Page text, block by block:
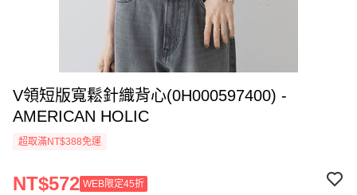
V領短版寬鬆針織背心(0H000597400) -
AMERICAN HOLIC
超取滿NT$388免運
NT$572 WEB限定45折